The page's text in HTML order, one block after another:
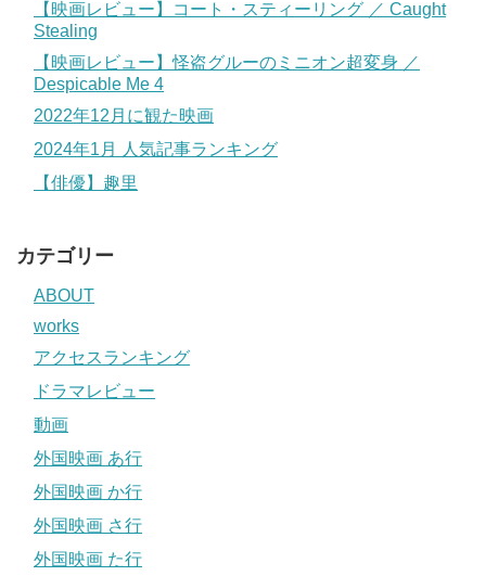
【映画レビュー】コート・スティーリング ／ Caught
Stealing
【映画レビュー】怪盗グルーのミニオン超変身 ／
Despicable Me 4
2022年12月に観た映画
2024年1月 人気記事ランキング
【俳優】趣里
カテゴリー
ABOUT
works
アクセスランキング
ドラマレビュー
動画
外国映画 あ行
外国映画 か行
外国映画 さ行
外国映画 た行